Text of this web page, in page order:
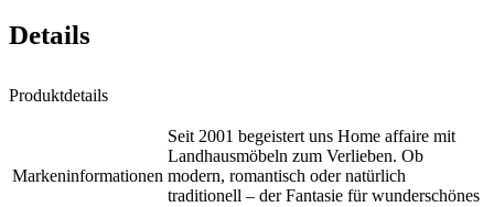
Details
Produktdetails
Markeninformationen
Seit 2001 begeistert uns Home affaire mit
Landhausmöbeln zum Verlieben. Ob
modern, romantisch oder natürlich
traditionell – der Fantasie für wunderschönes